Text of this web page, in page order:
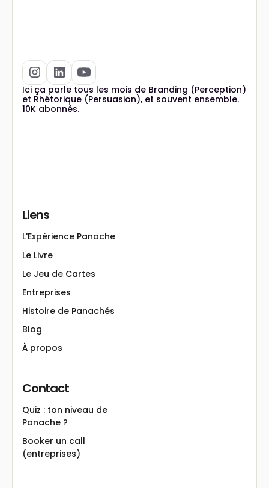
Ici ça parle tous les mois de Branding (Perception)
et Rhétorique (Persuasion), et souvent ensemble.
10K abonnés.
Liens
L'Expérience Panache
Le Livre
Le Jeu de Cartes
Entreprises
Histoire de Panachés
Blog
À propos
Contact
Quiz : ton niveau de
Panache ?
Booker un call
(entreprises)